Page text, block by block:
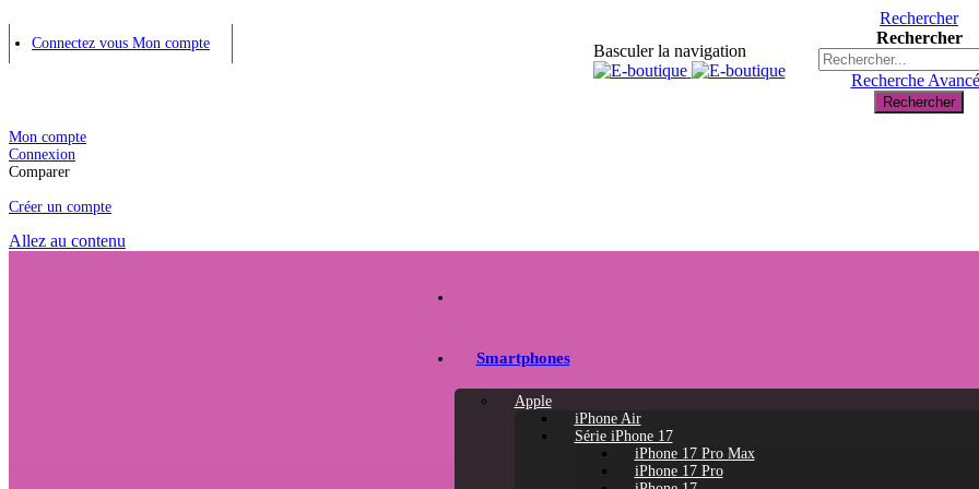
Connectez vous Mon compte Basculer la navigation
Rechercher
Rechercher
Recherche
Rechercher
Mon compte
Connexion
Comparer
Créer un compte
Allez au contenu
Smartphones
Apple
iPhone Air
Série iPhone 17
iPhone 17 Pro Max
iPhone 17 Pro